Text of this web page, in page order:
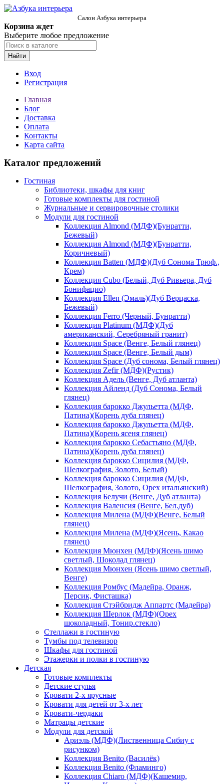
Салон Азбука интерьера
Корзина ждет
Выберите любое предложение
Найти
Вход
Регистрация
Главная
Блог
Доставка
Оплата
Контакты
Карта сайта
Каталог предложений
Гостиная
Библиотеки, шкафы для книг
Готовые комплекты для гостиной
Журнальные и сервировочные столики
Модули для гостиной
Коллекция Almond (МДФ)(Бунратти,
Бежевый)
Коллекция Almond (МДФ)(Бунратти,
Коричневый)
Коллекция Batten (МДФ)(Дуб Сонома Трюф.,
Крем)
Коллекция Cubo (Белый, Дуб Ривьера, Дуб
Бонифацио)
Коллекция Ellen (Эмаль)(Дуб Верцаска,
Бежевый)
Коллекция Ferro (Черный, Бунратти)
Коллекция Platinum (МДФ)(Дуб
американский, Серебряный гранит)
Коллекция Space (Венге, Белый глянец)
Коллекция Space (Венге, Белый дым)
Коллекция Space (Дуб сонома, Белый глянец)
Коллекция Zefir (МДФ)(Рустик)
Коллекция Адель (Венге, Дуб атланта)
Коллекция Айленд (Дуб Сонома, Белый
глянец)
Коллекция барокко Джульетта (МДФ,
Патина)(Корень дуба глянец)
Коллекция барокко Джульетта (МДФ,
Патина)(Корень ясеня глянец)
Коллекция барокко Себастьяно (МДФ,
Патина)(Корень дуба глянец)
Коллекция барокко Сицилия (МДФ,
Шелкография, Золото, Белый)
Коллекция барокко Сицилия (МДФ,
Шелкография, Золото, Орех итальянский)
Коллекция Белучи (Венге, Дуб атланта)
Коллекция Валенсия (Венге, Бел.дуб)
Коллекция Милена (МДФ)(Венге, Белый
глянец)
Коллекция Милена (МДФ)(Ясень, Какао
глянец)
Коллекция Мюнхен (МДФ)(Ясень шимо
светлый, Шоколад глянец)
Коллекция Мюнхен (Ясень шимо светлый,
Венге)
Коллекция Ромбус (Мадейра, Оранж,
Персик, Фисташка)
Коллекция Стэйбридж Аппартс (Мадейра)
Коллекция Шерлок (МДФ)(Орех
шоколадный, Тонир.стекло)
Стеллажи в гостиную
Тумбы под телевизор
Шкафы для гостиной
Этажерки и полки в гостиную
Детская
Готовые комплекты
Детские стулья
Кровати 2-х ярусные
Кровати для детей от 3-х лет
Кровати-чердаки
Матрацы детские
Модули для детской
Ариэль (МДФ)(Лиственница Сибиу с
рисунком)
Коллекция Benito (Василёк)
Коллекция Benito (Фламинго)
Коллекция Chiaro (МДФ)(Кашемир,